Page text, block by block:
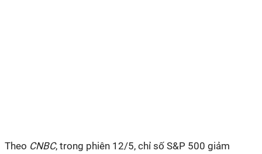
Theo CNBC, trong phiên 12/5, chỉ số S&P 500 giảm